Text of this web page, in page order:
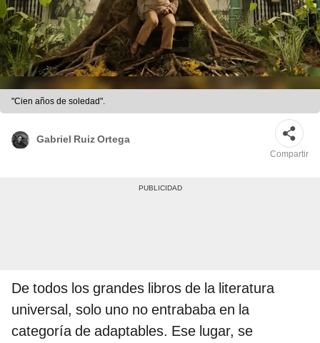
"Cien años de soledad".
Gabriel Ruiz Ortega
Compartir
De todos los grandes libros de la literatura
universal, solo uno no entrababa en la
categoría de adaptables. Ese lugar, se